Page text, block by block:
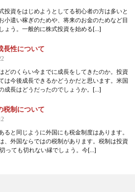
投資をはじめようとしてる初心者の方は多いと
小遣い稼ぎのためや、将来のお金のためなど目
ょう。一般的に株式投資を始める[…]
長性について
どのくらい今までに成長をしてきたのか。投資
は今後成長できるかどうかだと思います。米国
成長はどうだったのでしょうか。[…]
税制について
ると同じように外国にも税金制度はあります。
、外国ならではの税制があります。税制は投資
っても切れない縁でしょう。今[…]